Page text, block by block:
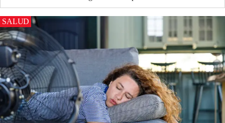
SALUD